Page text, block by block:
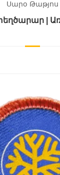
Սարօ Թաթյոս
|